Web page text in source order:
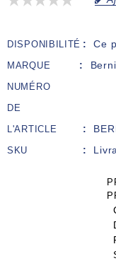
DISPONIBILITÉ Ce
MARQUE
NUMÉRO
DE
L'ARTICLE
SKU